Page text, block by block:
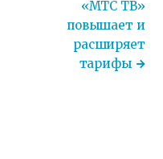
«МТС ТВ»
повышает и
расширяет
тарифы